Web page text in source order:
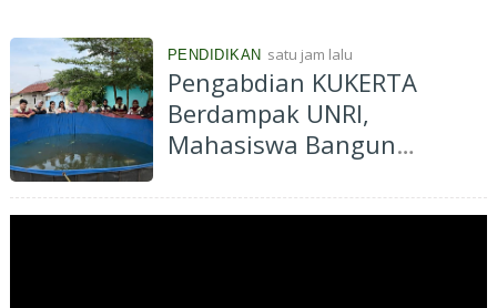
PENDIDIKAN satu jam lalu
Pengabdian KUKERTA
Berdampak UNRI,
Mahasiswa Bangun
Kenantan, Dukung